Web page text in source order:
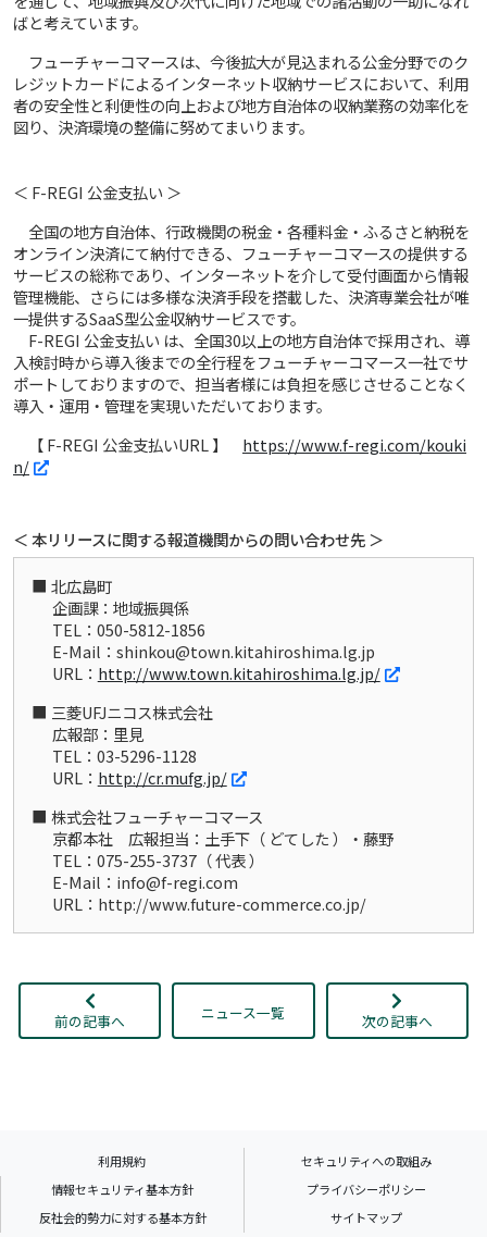
ばと考えています。
フューチャーコマースは、今後拡大が見込まれる公金分野でのク
レジットカードによるインターネット収納サービスにおいて、利用
者の安全性と利便性の向上および地方自治体の収納業務の効率化を
図り、決済環境の整備に努めてまいります。
＜ F-REGI 公金支払い ＞
全国の地方自治体、行政機関の税金・各種料金・ふるさと納税を
オンライン決済にて納付できる、フューチャーコマースの提供する
サービスの総称であり、インターネットを介して受付画面から情報
管理機能、さらには多様な決済手段を搭載した、決済専業会社が唯
一提供するSaaS型公金収納サービスです。
F-REGI 公金支払い は、全国30以上の地方自治体で採用され、導
入検討時から導入後までの全行程をフューチャーコマース一社でサ
ポートしておりますので、担当者様には負担を感じさせることなく
導入・運用・管理を実現いただいております。
【 F-REGI 公金支払いURL 】 https://www.f-regi.com/kouki
n/
＜ 本リリースに関する報道機関からの問い合わせ先 ＞
北広島町
企画課：地域振興係
TEL：050-5812-1856
E-Mail：shinkou@town.kitahiroshima.lg.jp
URL： http://www.town.kitahiroshima.lg.jp/
三菱UFJニコス株式会社
広報部：里見
TEL：03-5296-1128
URL： http://cr.mufg.jp/
株式会社フューチャーコマース
京都本社 広報担当：土手下（ どてした ）・藤野
TEL：075-255-3737（ 代表 ）
E-Mail：info@f-regi.com
URL：http://www.future-commerce.co.jp/
前の記事へ ニュース一覧 次の記事へ
利用規約
セキュリティへの取組み
情報セキュリティ基本方針
プライバシーポリシー
反社会的勢力に対する基本方針
サイトマップ